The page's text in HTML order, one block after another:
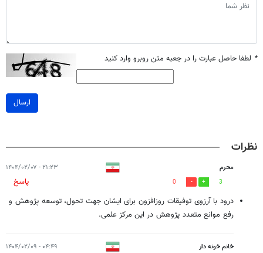
* لطفا حاصل عبارت را در جعبه متن روبرو وارد کنید
ارسال
نظرات
محرم ۲۱:۲۳ - ۱۴۰۴/۰۲/۰۷
3
0
پاسخ
درود با آرزوی توفیقات روزافزون برای ایشان جهت تحول، توسعه پژوهش و
رفع موانع متعدد پژوهش در این مرکز علمی.
خانم خونه دار ۰۴:۴۹ - ۱۴۰۴/۰۲/۰۹